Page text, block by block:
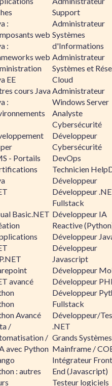
:
web
:
web
EE
cours Java
:
- Portails
Basic.NET
avancé
Avancé
/
/
avec Python
: autres
Support
Administrateur
Systèmes
d'Informations
Administrateur
Systèmes et
Cloud
Administrateur
Windows Server
Analyste
Cybersécurité
Développeur
Cybersécurité
DevOps
Technicien
Développeur
Développeur
Fullstack
Développeur IA
Reactive
Développeur
Développeur
Javascript
Développeur
Développeur
Développeur
Fullstack
Développeur/
.NET
Grands
Mainframe /
Intégrateur
End (Javascript)
Testeur logiciels